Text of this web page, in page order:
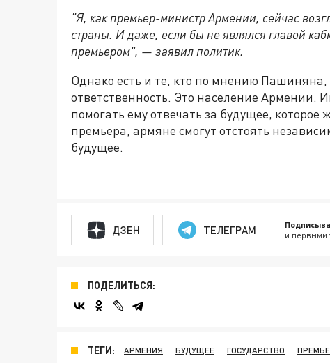
"Я, как премьер-министр Армении, сейчас
страны. И даже, если бы не являлся главой
премьером", — заявил политик.
Однако есть и те, кто по мнению
ответственность. Это население
помогать ему отвечать за будущее,
премьера, армяне смогут отстоять
будущее.
ДЗЕН ТЕЛЕГРАМ и первыми
ПОДЕЛИТЬСЯ:
ТЕГИ: АРМЕНИЯ БУДУЩЕЕ ГОСУДАРСТВО